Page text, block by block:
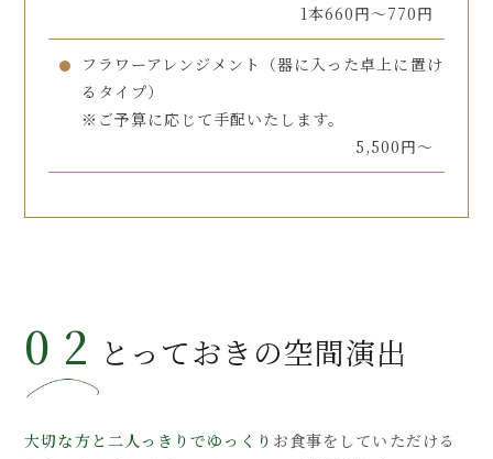
1本660円～770円
フラワーアレンジメント（器に入った卓上に置け
るタイプ）
※ご予算に応じて手配いたします。
5,500円～
02 とっておきの空間演出
大切な方と二人っきりでゆっくり お食事をしていただける